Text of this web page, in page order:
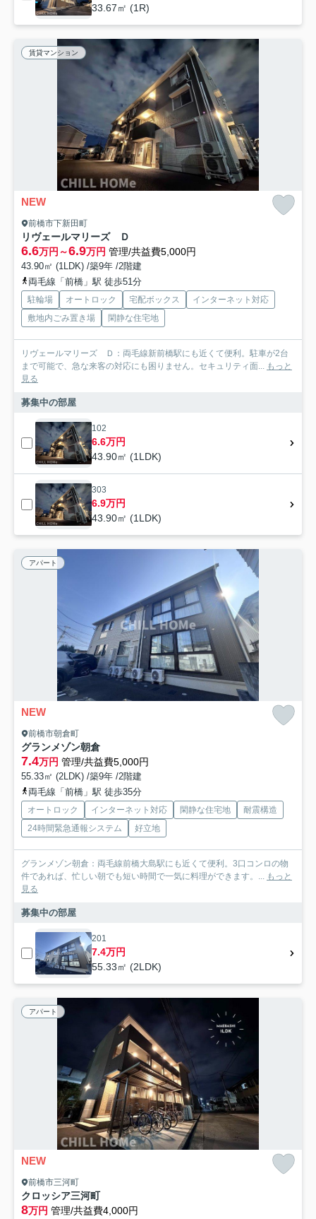
33.67㎡ (1R)
賃貸マンション
NEW
前橋市下新田町
リヴェールマリーズ Ｄ
6.6万円～6.9万円 管理/共益費5,000円
43.90㎡ (1LDK) /築9年 /2階建
両毛線「前橋」駅 徒歩51分
駐輪場 オートロック 宅配ボックス
インターネット対応
敷地内ごみ置き場
閑静な住宅地
リヴェールマリーズ Ｄ：両毛線新前橋駅にも近くて便利。駐車が2台
まで可能で、急な来客の対応にも困りません。セキュリティ面... もっと
見る
募集中の部屋
102
6.6万円
43.90㎡ (1LDK)
303
6.9万円
43.90㎡ (1LDK)
アパート
NEW
前橋市朝倉町
グランメゾン朝倉
7.4万円 管理/共益費5,000円
55.33㎡ (2LDK) /築9年 /2階建
両毛線「前橋」駅 徒歩35分
オートロック インターネット対応 閑静な住宅地
耐震構造
24時間緊急通報システム
好立地
グランメゾン朝倉：両毛線前橋大島駅にも近くて便利。3口コンロの物
件であれば、忙しい朝でも短い時間で一気に料理ができます。... もっと
見る
募集中の部屋
201
7.4万円
55.33㎡ (2LDK)
アパート
NEW
前橋市三河町
クロッシア三河町
8万円 管理/共益費4,000円